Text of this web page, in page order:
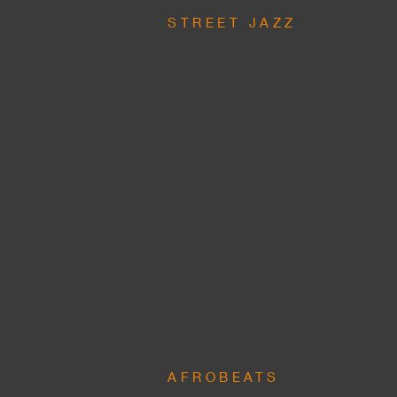
STREET JAZZ
AFROBEATS